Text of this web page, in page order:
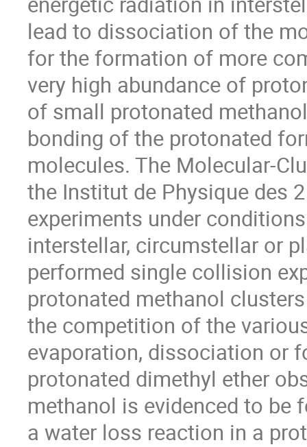
lead to dissociation of the
for the formation of more
very high abundance of
of small protonated
bonding of the protonated
molecules. The Molecular-
the Institut de Physique des
experiments under
interstellar, circumstellar or
performed single collision
protonated methanol
the competition of the
evaporation, dissociation or
protonated dimethyl ether
methanol is evidenced to be
a water loss reaction in a